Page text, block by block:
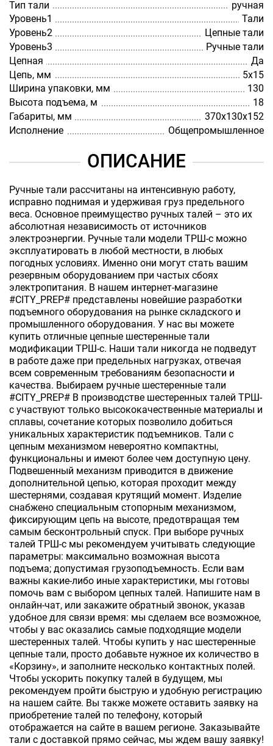
Тип тали
ручная
Уровень1
Тали
Уровень2
Цепные тали
Уровень3
Ручные тали
Цепная
Да
Цепь, мм
5х15
Ширина упаковки, мм
130
Высота подъема, м
18
Габариты, мм
370х130х152
Исполнение
Общепромышленное
ОПИСАНИЕ
Ручные тали рассчитаны на интенсивную работу,
исправно поднимая и удерживая груз предельного
веса. Основное преимущество ручных талей – это их
абсолютная независимость от источников
электроэнергии. Ручные тали модели ТРШ-с можно
эксплуатировать в любой местности, в любых
погодных условиях. Именно они могут стать вашим
резервным оборудованием при частых сбоях
электропитания. В нашем интернет-магазине
#CITY_PREP# представлены новейшие разработки
подъемного оборудования на рынке складского и
промышленного оборудования. У нас вы можете
купить отличные цепные шестеренные тали
модификации ТРШ-с. Наши тали никогда не подведут
в работе даже при предельных нагрузках, отвечая
всем современным требованиям безопасности и
качества. Выбираем ручные шестеренные тали
#CITY_PREP# В производстве шестеренных талей ТРШ-
с участвуют только высококачественные материалы и
сплавы, сочетание которых позволило добиться
уникальных характеристик подъемников. Тали с
цепным механизмом невероятно компактны,
функциональны и имеют более чем доступную цену.
Подвешенный механизм приводится в движение
дополнительной цепью, которая проходит между
шестернями, создавая крутящий момент. Изделие
снабжено специальным стопорным механизмом,
фиксирующим цепь на высоте, предотвращая тем
самым бесконтрольный спуск. При выборе ручных
талей ТРШ-с мы рекомендуем учитывать следующие
параметры: максимально возможная высота
подъема; допустимая грузоподъемность. Если вам
важны какие-либо иные характеристики, мы готовы
помочь вам с выбором цепных талей. Напишите нам в
онлайн-чат, или закажите обратный звонок, указав
удобное для связи время: мы сделаем все возможное,
чтобы у вас оказались самые подходящие модели
шестеренных талей. Чтобы купить у нас шестеренные
цепные тали, просто добавьте нужное их количество в
«Корзину», и заполните несколько контактных полей.
Чтобы ускорить покупку талей в будущем, мы
рекомендуем пройти быструю и удобную регистрацию
на нашем сайте. Вы также можете оставить заявку на
приобретение талей по телефону, который
отображается на сайте в вашем регионе. Заказывайте
тали с доставкой прямо сейчас, мы ждем вашу заявку!